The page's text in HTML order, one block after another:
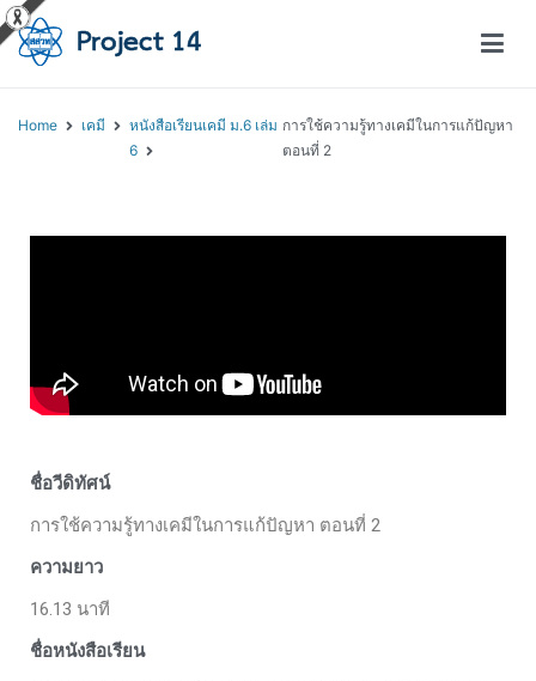
Home เคมี
หนังสือเรียนเคมี ม.6 เล่ม
6
การใช้ความรู้ทางเคมีในการแก้ปัญหา
ตอนที่ 2
ชื่อวีดิทัศน์
การใช้ความรู้ทางเคมีในการแก้ปัญหา ตอนที่ 2
ความยาว
16.13 นาที
ชื่อหนังสือเรียน